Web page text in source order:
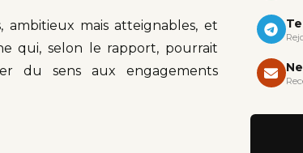
ambitieux mais atteignables, et
qui, selon le rapport, pourrait
du sens aux engagements